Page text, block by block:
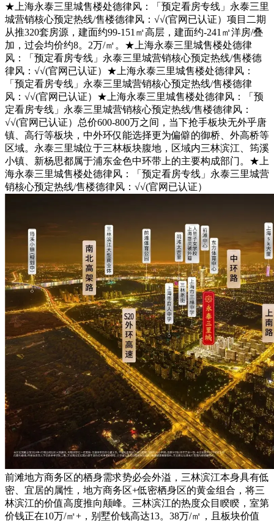
★上海永泰三里城售楼处德律风：「预定看房专线」永泰三里
城营销核心预定热线/售楼德律风：√√(官网已认证）项目二期
从推320套房源，建面约99-151㎡高层，建面约-241㎡洋房/叠
加，过会均价约8。2万/㎡。★上海永泰三里城售楼处德律
风：「预定看房专线」永泰三里城营销核心预定热线/售楼德
律风：√√(官网已认证）★上海永泰三里城售楼处德律风：
「预定看房专线」永泰三里城营销核心预定热线/售楼德律
风：√√(官网已认证）★上海永泰三里城售楼处德律风：「预
定看房专线」永泰三里城营销核心预定热线/售楼德律风：
√√(官网已认证）总价600-800万之间，当下抢手板块无外乎唐
镇、高行等板块，中外环仅能选择更为偏僻的御桥、外高桥等
区域。永泰三里城位于三林板块腹地，区域内三林滨江、筠溪
小镇、新杨思都属于浦东金色中环带上的主要构成部门。★上
海永泰三里城售楼处德律风：「预定看房专线」永泰三里城营
销核心预定热线/售楼德律风：√√(官网已认证）
前滩地方商务区的栖身需求势必会外溢，三林滨江本身具有低
密、宜居的属性，地方商务区+低密栖身区的黄金组合，将三
林滨江的价值高度推向颠峰。三林滨江的热度众目睽睽，室第
价钱正在10万/㎡+，别墅价钱高达13。38万/㎡，且板块价值